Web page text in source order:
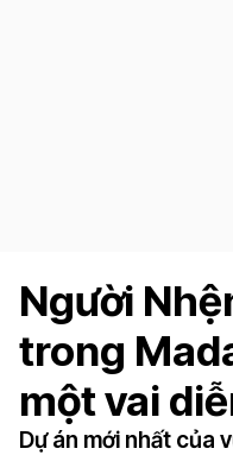
Người
trong
một vai
Dự án mới nhất của